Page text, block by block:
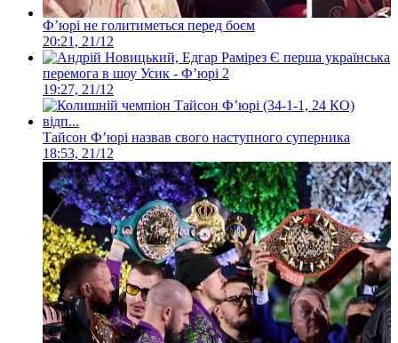
Ф’юрі не голитиметься перед боєм
20:21, 21/12
Є перша українська
перемога в шоу Усик - Ф’юрі 2
19:27, 21/12
Тайсон Ф’юрі назвав свого наступного суперника
18:53, 21/12